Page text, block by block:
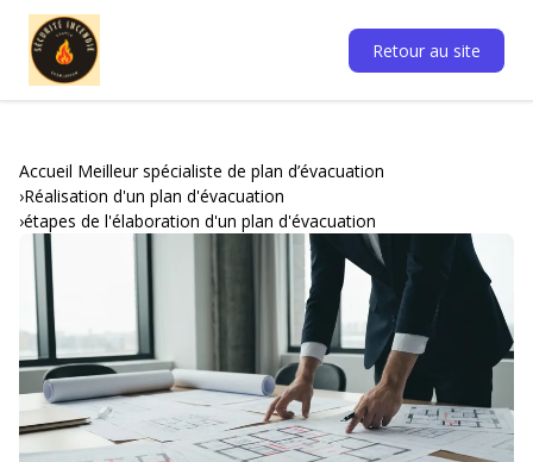
Retour au site
Accueil Meilleur spécialiste de plan d’évacuation
Réalisation d'un plan d'évacuation
étapes de l'élaboration d'un plan d'évacuation